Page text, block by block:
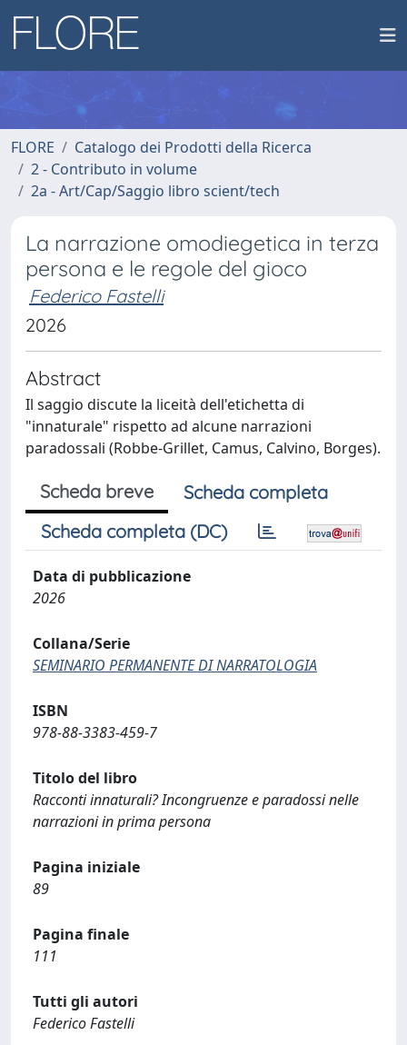
FLORE
Catalogo dei Prodotti della Ricerca
2 - Contributo in volume
2a - Art/Cap/Saggio libro scient/tech
La narrazione omodiegetica in terza
persona e le regole del gioco
Federico Fastelli
2026
Abstract
Il saggio discute la liceità dell'etichetta di
"innaturale" rispetto ad alcune narrazioni
paradossali (Robbe-Grillet, Camus, Calvino, Borges).
Scheda breve
Scheda completa
Scheda completa (DC)
Data di pubblicazione
2026
Collana/Serie
SEMINARIO PERMANENTE DI NARRATOLOGIA
ISBN
978-88-3383-459-7
Titolo del libro
Racconti innaturali? Incongruenze e paradossi nelle
narrazioni in prima persona
Pagina iniziale
89
Pagina finale
111
Tutti gli autori
Federico Fastelli